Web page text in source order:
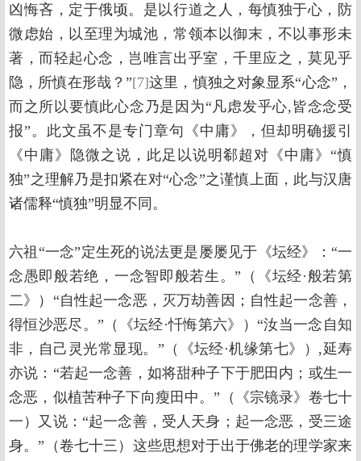
凶悔吝，定于俄顷。是以行道之人，每慎独于心，防
微虑始，以至理为城池，常领本以御末，不以事形未
著，而轻起心念，岂唯言出乎室，千里应之，莫见乎
隐，所慎在形哉？”[7]这里，慎独之对象显系“心念”，
而之所以要慎此心念乃是因为“凡虑发乎心,皆念念受
报”。此文虽不是专门章句《中庸》，但却明确援引
《中庸》隐微之说，此足以说明郗超对《中庸》“慎
独”之理解乃是扣紧在对“心念”之谨慎上面，此与汉唐
诸儒释“慎独”明显不同。
六祖“一念”定生死的说法更是屡屡见于《坛经》：“一
念愚即般若绝，一念智即般若生。”（《坛经·般若第
二》）“自性起一念恶，灭万劫善因；自性起一念善，
得恒沙恶尽。”（《坛经·忏悔第六》）“汝当一念自知
非，自己灵光常显现。”（《坛经·机缘第七》）,延寿
亦说：“若起一念善，如将甜种子下于肥田内；或生一
念恶，似植苦种子下向瘦田中。”（《宗镜录》卷七十
一）又说：“起一念善，受人天身；起一念恶，受三途
身。”（卷七十三）这些思想对于出于佛老的理学家来